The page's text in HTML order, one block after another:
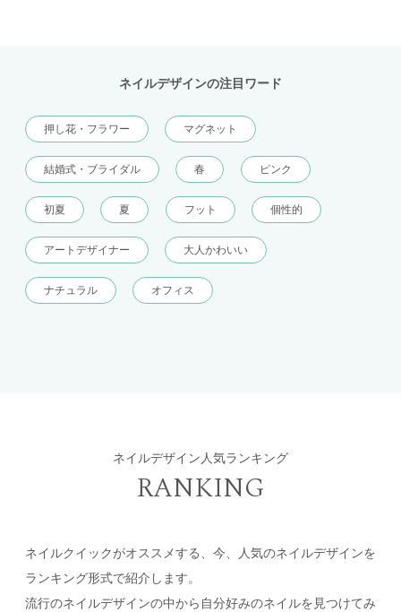
ネイルデザインの注目ワード
押し花・フラワー マグネット
結婚式・ブライダル 春 ピンク
初夏 夏 フット 個性的
アートデザイナー 大人かわいい
ナチュラル オフィス
ネイルデザイン人気ランキング
RANKING
ネイルクイックがオススメする、今、人気のネイルデザインを
ランキング形式で紹介します。
流行のネイルデザインの中から自分好みのネイルを見つけてみ